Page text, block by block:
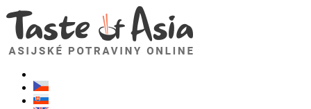
TasteOfAsia.cz
Neváhejte se zeptat. Jsem tady pro vás!